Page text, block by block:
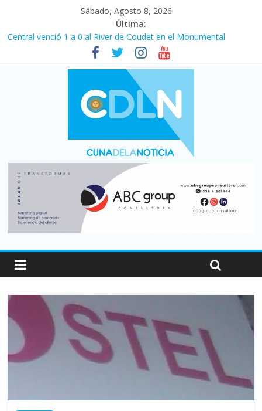
Sábado, Agosto 8, 2026
Última:
Central venció 1 a 0 al River de Coudet en el Monumental
La morosidad alcanzó su nivel más alto en dos décadas y ya
afecta a 400 mil deudores en Santa Fe
Desde que asumió Milei cerraron 41.000 kioscos: el sector
denuncia crisis como en 2001
Vacaciones de invierno con más movimiento y consumo
turístico: 4,6 millones de personas viajaron por el país, un 5,9%
Fuerte caída de la venta de autos usados en julio: bajó un 12,6%